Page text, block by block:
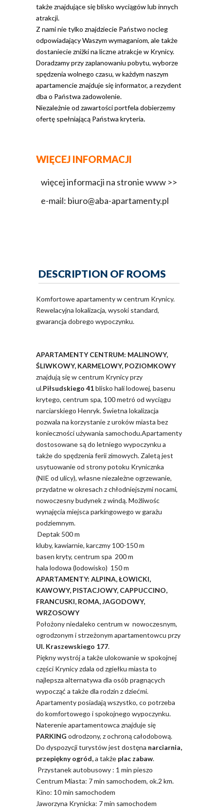
także znajdujące się blisko wyciągów lub innych
atrakcji.
Z nami nie tylko znajdziecie Państwo nocleg
odpowiadający Waszym wymaganiom, ale także
dostaniecie zniżki na liczne atrakcje w Krynicy.
Doradzamy przy zaplanowaniu pobytu, wyborze
spędzenia wolnego czasu, w każdym naszym
apartamencie znajduje się informator, a rezydent
dba o Państwa zadowolenie.
Niezależnie od zawartości portfela dobierzemy
ofertę spełniającą Państwa kryteria.
WIĘCEJ INFORMACJI
więcej informacji na stronie www >>
e-mail: biuro@aba-apartamenty.pl
DESCRIPTION OF ROOMS
Komfortowe apartamenty w centrum Krynicy.
Rewelacyjna lokalizacja, wysoki standard,
gwarancja dobrego wypoczynku.
APARTAMENTY CENTRUM: MALINOWY,
ŚLIWKOWY, KARMELOWY, POZIOMKOWY
znajdują się w centrum Krynicy przy
ul.Piłsudskiego 41blisko hali lodowej, basenu
krytego, centrum spa, 100 metró od wyciągu
narciarskiego Henryk. Świetna lokalizacja
pozwala na korzystanie z uroków miasta bez
konieczności używania samochodu.Apartamenty
dostosowane są do letniego wypoczynku a
także do spędzenia ferii zimowych. Zaletą jest
usytuowanie od strony potoku Krynicznka
(NIE od ulicy), własne niezależne ogrzewanie,
przydatne w okresach z chłodniejszymi nocami,
nowoczesny budynek z windą. Możliwośc
wynajęcia miejsca parkingowego w garażu
podziemnym.
Deptak 500 m
kluby, kawiarnie, karczmy 100-150 m
basen kryty, centrum spa 200 m
hala lodowa (lodowisko) 150 m
APARTAMENTY: ALPINA, ŁOWICKI,
KAWOWY, PISTACJOWY, CAPPUCCINO,
FRANCUSKI, ROMA, JAGODOWY,
WRZOSOWY
Położony niedaleko centrum w nowoczesnym,
ogrodzonym i strzeżonym apartamentowcu przy
Ul. Kraszewskiego 177.
Piękny wystrój a także ulokowanie w spokojnej
części Krynicy zdala od zgiełku miasta to
najlepsza alternatywa dla osób pragnących
wypocząć a także dla rodzin z dziećmi.
Apartamenty posiadają wszystko, co potrzeba
do komfortowego i spokojnego wypoczynku.
Naterenie apartamentowca znajduje się
PARKING odrodzony, z ochroną całodobową.
Do dyspozycji turystów jest dostęna narciarnia,
przepiękny ogród,a także plac zabaw.
Przystanek autobusowy : 1 min pieszo
Centrum Miasta: 7 min samochodem, ok.2 km.
Kino: 10 min samochodem
Jaworzyna Krynicka: 7 min samochodem